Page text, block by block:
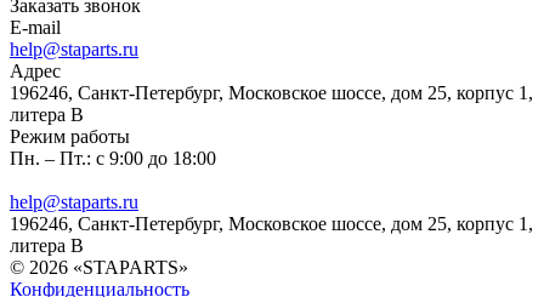
Заказать звонок
E-mail
help@staparts.ru
Адрес
196246, Санкт-Петербург, Московское шоссе, дом 25, корпус 1,
литера В
Режим работы
Пн. – Пт.: с 9:00 до 18:00
help@staparts.ru
196246, Санкт-Петербург, Московское шоссе, дом 25, корпус 1,
литера В
© 2026 «STAPARTS»
Конфиденциальность